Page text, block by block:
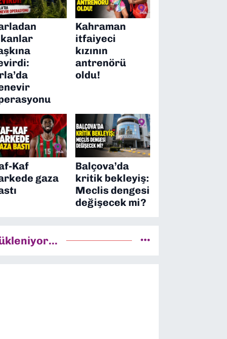
Kahraman
itfaiyeci
kızının
antrenörü
oldu!
Kaf
gaza
Balçova’da
kritik bekleyiş:
Meclis dengesi
değişecek mi?